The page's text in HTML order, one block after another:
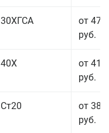
30ХГСА
от 47
руб.
40Х
от 41
руб.
Ст20
от 38
руб.